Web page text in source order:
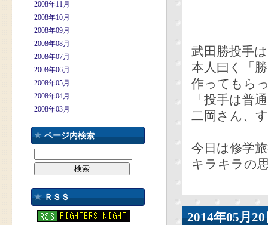
2008年11月
2008年10月
2008年09月
2008年08月
2008年07月
2008年06月
2008年05月
2008年04月
2008年03月
ページ内検索
ＲＳＳ
武田勝投手
本人曰く「
作ってもら
「投手は普
二岡さん、
今日は修学
キラキラの
2014年05